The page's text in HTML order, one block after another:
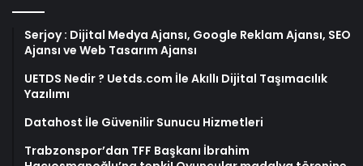
Serjoy : Dijital Medya Ajansı, Google Reklam Ajansı, SEO
Ajansı ve Web Tasarım Ajansı
UETDS Nedir ? Uetds.com İle Akıllı Dijital Taşımacılık
Yazılımı
Datahost İle Güvenilir Sunucu Hizmetleri
Trabzonspor’dan TFF Başkanı İbrahim